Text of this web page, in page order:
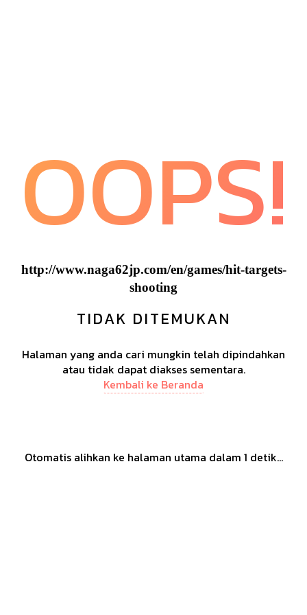
OOPS!
http://www.naga62jp.com/en/games/hit-targets-
shooting
TIDAK DITEMUKAN
Halaman yang anda cari mungkin telah dipindahkan
atau tidak dapat diakses sementara.
Kembali ke Beranda
Otomatis alihkan ke halaman utama dalam 1 detik...